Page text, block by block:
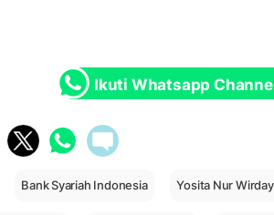
Ikuti Whatsapp
Bank Syariah Indonesia Yosita Nur